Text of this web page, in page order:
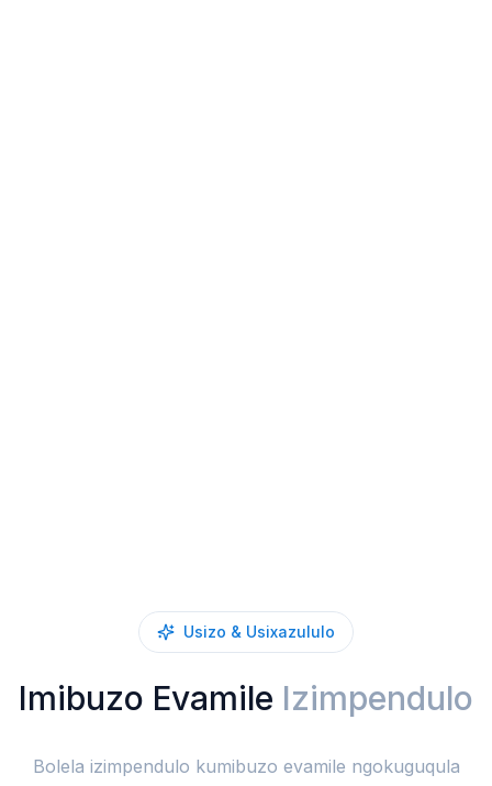
Usizo & Usixazululo
Imibuzo Evamile Izimpendulo
Bolela izimpendulo kumibuzo evamile ngokuguqula